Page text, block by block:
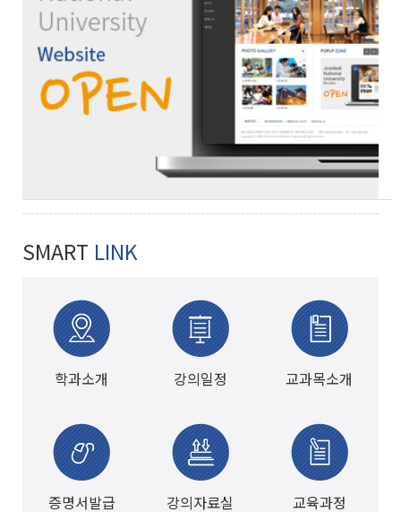
SMART LINK
학과소개 강의일정 교과목소개
증명서발급 강의자료실 교육과정